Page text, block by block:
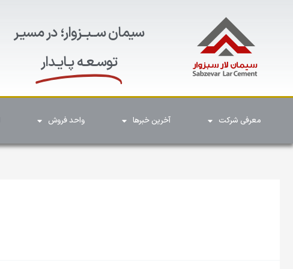
سیمان ســبــزوار؛ در مسیـر
توسـعـه پـایـدار
معرفی شرکت آخرین خبرها واحد فروش